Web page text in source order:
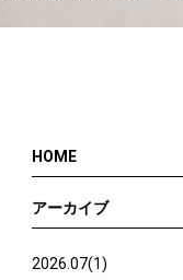
HOME
アーカイブ
2026.07(1)